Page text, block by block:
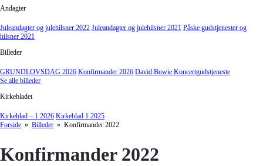
Andagter
Juleandagter og julehilsner 2022 Juleandagter og julehilsner 2021 Påske gudstjenester og
hilsner 2021
Billeder
GRUNDLOVSDAG 2026 Konfirmander 2026 David Bowie Koncertgudstjeneste
Se alle billeder
Kirkebladet
Kirkeblad – 1 2026 Kirkeblad 1 2025
Forside » Billeder » Konfirmander 2022
Konfirmander 2022